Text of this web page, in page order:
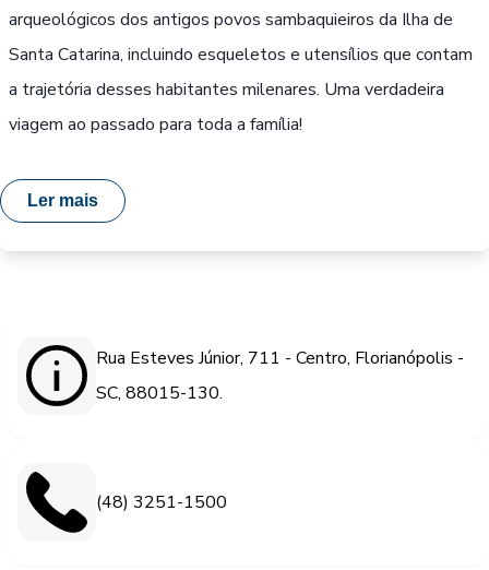
arqueológicos dos antigos povos sambaquieiros da Ilha de
Santa Catarina, incluindo esqueletos e utensílios que contam
a trajetória desses habitantes milenares. Uma verdadeira
viagem ao passado para toda a família!
Ler mais
Rua Esteves Júnior, 711 - Centro, Florianópolis -
SC, 88015-130.
(48) 3251-1500